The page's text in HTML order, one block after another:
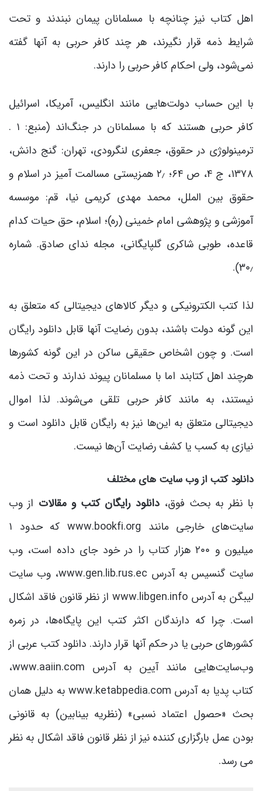
اهل کتاب نیز چنانچه با مسلمانان پیمان نبندند و تحت
شرایط ذمه قرار نگیرند، هر چند کافر حربی به آنها گفته
نمی‌شود، ولی احکام کافر حربی را دارند.
با این حساب دولت‌هایی مانند انگلیس، آمریکا، اسرائیل
کافر حربی هستند که با مسلمانان در جنگ‌اند (منبع: ۱ .
ترمینولوژی در حقوق، جعفری لنگرودی، تهران: گنج دانش،
۱۳۷۸، ج ۴، ص ۶۴؛ ۲٫ همزیستی مسالمت آمیز در اسلام و
حقوق بین الملل، محمد مهدی کریمی نیا، قم: موسسه
آموزشی و پژوهشی امام خمینی (ره)؛ اسلام، حق حیات کدام
قاعده، طوبی شاکری گلپایگانی، مجله نداى صادق. شماره
۳۰٫).
لذا کتب الکترونیکی و دیگر کالاهای دیجیتالی که متعلق به
این گونه دولت باشند، بدون رضایت آنها قابل دانلود رایگان
است. و چون اشخاص حقیقی ساکن در این گونه کشورها
هرچند اهل کتابند اما با مسلمانان پیوند ندارند و تحت ذمه
نیستند، به مانند کافر حربی تلقی می‌شوند. لذا اموال
دیجیتالی متعلق به این‌ها نیز به رایگان قابل دانلود است و
نیازی به کسب یا کشف رضایت آن‌ها نیست.
دانلود کتب از وب سایت های مختلف
با نظر به بحث فوق،دانلود رایگان کتب و مقالات از وب
سایت‌های خارجی مانند www.bookfi.org که حدود ۱
میلیون و ۲۰۰ هزار کتاب را در خود جای داده است، وب
سایت گنسیس به آدرس www.gen.lib.rus.ec، وب سایت
لیبگن به آدرس www.libgen.info از نظر قانون فاقد اشکال
است. چرا که دارندگان اکثر کتب این پایگاه‌ها، در زمره
کشورهای حربی یا در حکم آنها قرار دارند. دانلود کتب عربی از
وب‌سایت‌هایی مانند آیین به آدرس www.aaiin.com،
کتاب پدیا به آدرس www.ketabpedia.com به دلیل همان
بحث «حصول اعتماد نسبی» (نظریه بینابین) به قانونی
بودن عمل بارگزاری کننده نیز از نظر قانون فاقد اشکال به نظر
می رسد.